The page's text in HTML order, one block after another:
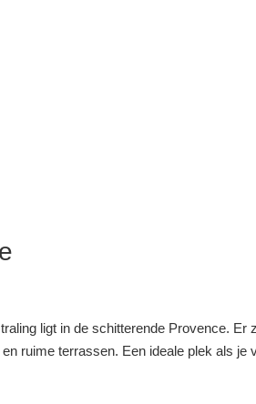
ligt in de schitterende Provence. Er
ruime terrassen. Een ideale plek als je